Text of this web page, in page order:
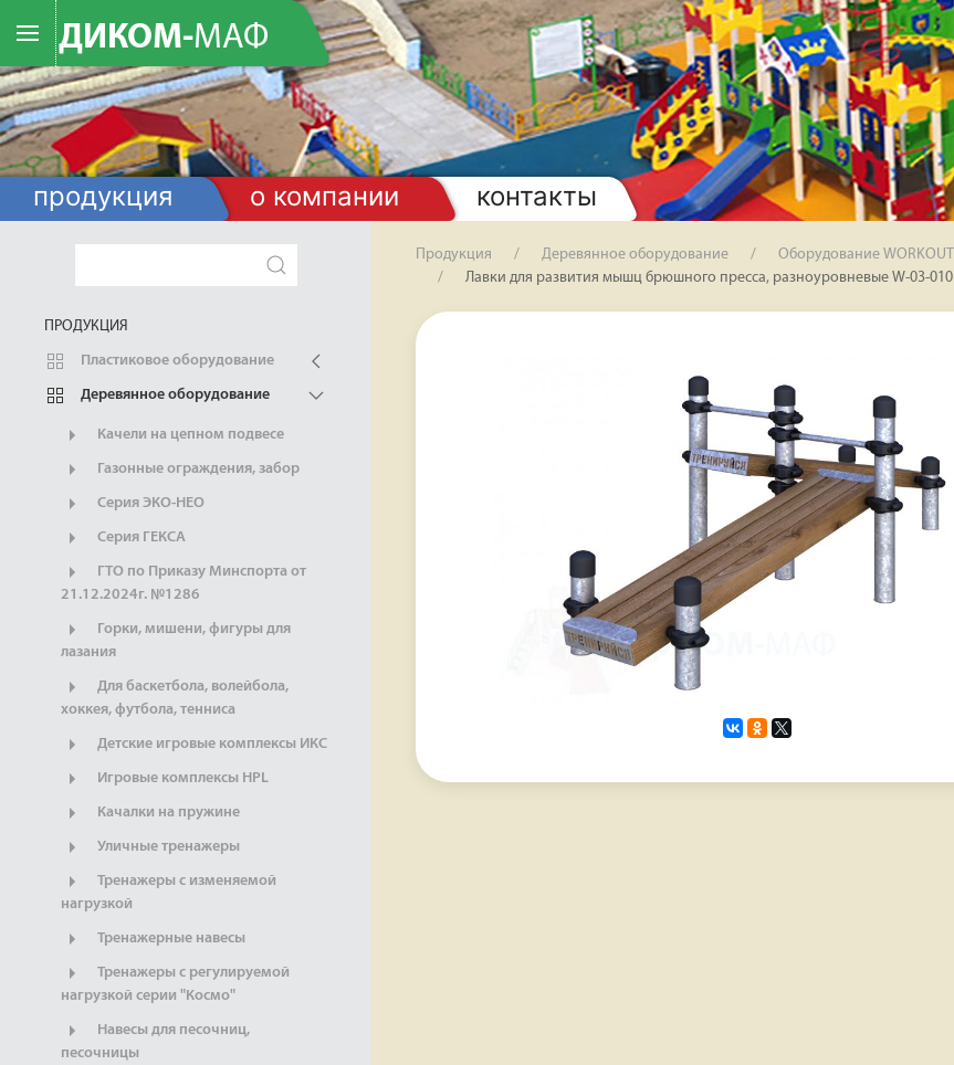
ДИКОМ-МАФ
продукция о компании контакты
ПРОДУКЦИЯ
Пластиковое оборудование
Деревянное оборудование
Качели на цепном подвесе
Газонные ограждения, забор
Серия ЭКО-НЕО
Серия ГЕКСА
ГТО по Приказу Минспорта от
21.12.2024г. №1286
Горки, мишени, фигуры для
лазания
Для баскетбола, волейбола,
хоккея, футбола, тенниса
Детские игровые комплексы ИКС
Игровые комплексы HPL
Качалки на пружине
Уличные тренажеры
Тренажеры с изменяемой
нагрузкой
Тренажерные навесы
Тренажеры с регулируемой
нагрузкой серии "Космо"
Навесы для песочниц,
песочницы
Продукция Деревянное оборудование
Оборудование WORKOUT
Лавки для развития мышц брюшного пресса, разноуровневые W-03-010